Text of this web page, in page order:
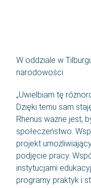
W oddziale w
narodowości.
„Uwielbiam tę
Dzięki temu sam
Rhenus ważne jest,
społeczeństwo.
projekt
podjęcie pracy.
instytucjami
programy praktyk i